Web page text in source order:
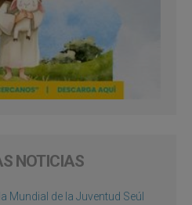
NOTICIAS
Mundial de la Juventud Seúl